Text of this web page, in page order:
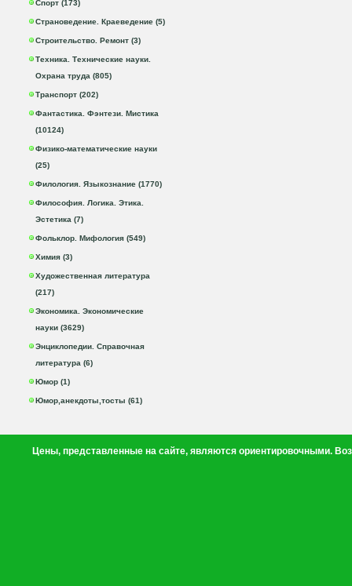
Спорт (173)
Страноведение. Краеведение (5)
Строительство. Ремонт (3)
Техника. Технические науки.
Охрана труда (805)
Транспорт (202)
Фантастика. Фэнтези. Мистика
(10124)
Физико-математические науки
(25)
Филология. Языкознание (1770)
Философия. Логика. Этика.
Эстетика (7)
Фольклор. Мифология (549)
Химия (3)
Художественная литература
(217)
Экономика. Экономические
науки (3629)
Энциклопедии. Справочная
литература (6)
Юмор (1)
Юмор,анекдоты,тосты (61)
Цены, представленные на сайте, являются ориентировочными.